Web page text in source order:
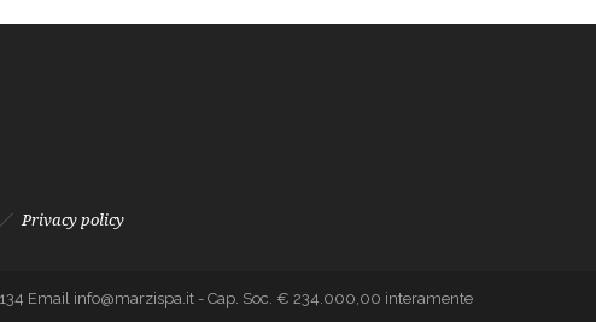
Privacy policy
Email info@marzispa.it - Cap. Soc. € 234.000,00 interamente